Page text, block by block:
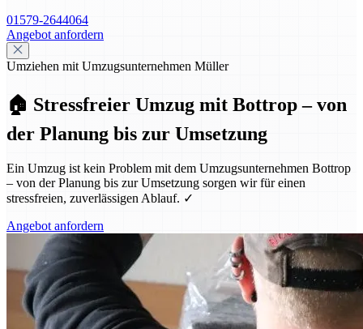
01579-2644064
Angebot anfordern
Umziehen mit Umzugsunternehmen Müller
🏠 Stressfreier Umzug mit Bottrop – von
der Planung bis zur Umsetzung
Ein Umzug ist kein Problem mit dem Umzugsunternehmen Bottrop
– von der Planung bis zur Umsetzung sorgen wir für einen
stressfreien, zuverlässigen Ablauf. ✓
Angebot anfordern